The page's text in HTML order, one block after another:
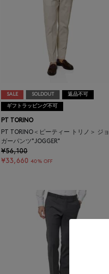
SALE SOLDOUT 返品不可
ギフトラッピング不可
PT TORINO
PT TORINO＜ピーティー トリノ＞ ジョ
ガーパンツ"JOGGER"
¥56,100
¥33,660 40% OFF